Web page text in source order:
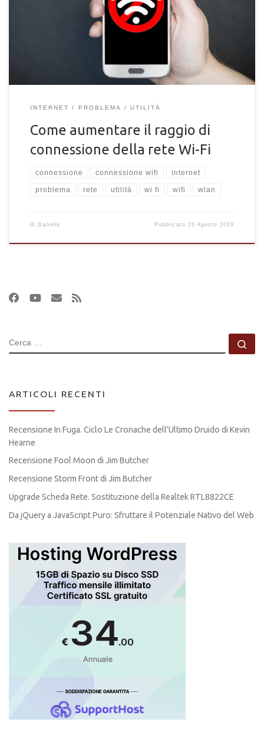
Wi-Fi della tua abitazione e ufficio. Migliora la connessione e
trova le soluzioni più adatte.
INTERNET PROBLEMA UTILITÀ
Come aumentare il raggio di
connessione della rete Wi-Fi
connessione connessione wifi internet
problema rete utilità wi fi wifi wlan
di Daniele Pubblicato 26 Agosto 2019
CERCA
ARTICOLI RECENTI
Recensione In Fuga. Ciclo Le Cronache dell’Ultimo Druido di Kevin
Hearne
Recensione Fool Moon di Jim Butcher
Recensione Storm Front di Jim Butcher
Upgrade Scheda Rete. Sostituzione della Realtek RTL8822CE
Da jQuery a JavaScript Puro: Sfruttare il Potenziale Nativo del Web